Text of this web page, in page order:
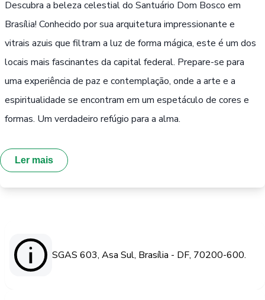
Descubra a beleza celestial do Santuário Dom Bosco em
Brasília! Conhecido por sua arquitetura impressionante e
vitrais azuis que filtram a luz de forma mágica, este é um dos
locais mais fascinantes da capital federal. Prepare-se para
uma experiência de paz e contemplação, onde a arte e a
espiritualidade se encontram em um espetáculo de cores e
formas. Um verdadeiro refúgio para a alma.
Ler mais
SGAS 603, Asa Sul, Brasília - DF, 70200-600.